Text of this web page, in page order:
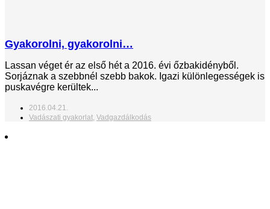
Gyakorolni, gyakorolni…
Lassan véget ér az első hét a 2016. évi őzbakidényből.
Sorjáznak a szebbnél szebb bakok. Igazi különlegességek is
puskavégre kerültek...
2016.04.21.
Vadászati gyakorlat Vadgazdálkodás